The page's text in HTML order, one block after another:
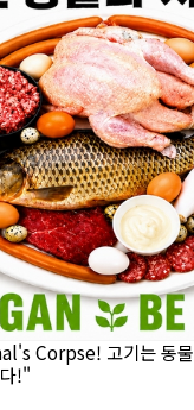
Corpse! 고기는 동물
!"